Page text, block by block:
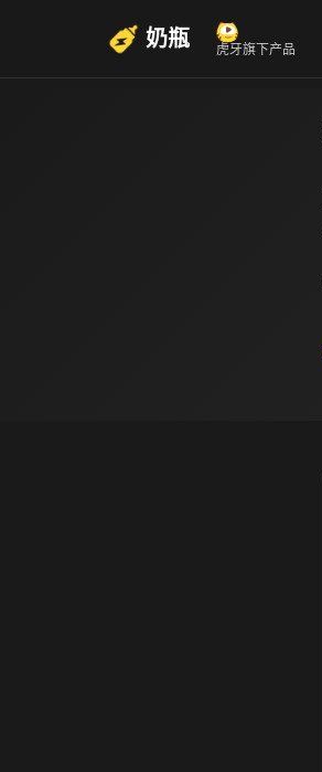
奶瓶 虎牙旗下产品